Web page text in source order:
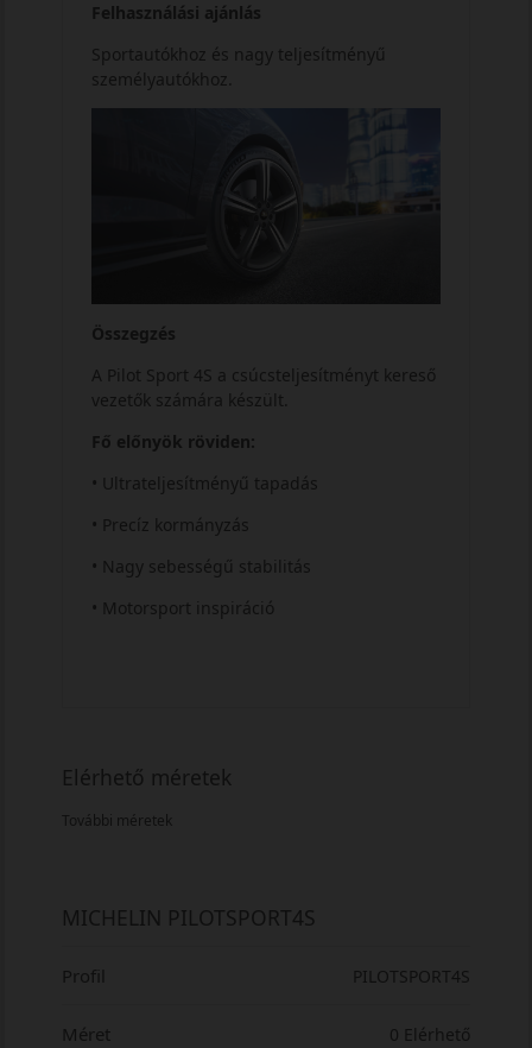
Felhasználási ajánlás
Sportautókhoz és nagy teljesítményű
személyautókhoz.
Összegzés
A Pilot Sport 4S a csúcsteljesítményt kereső
vezetők számára készült.
Fő előnyök röviden:
• Ultrateljesítményű tapadás
• Precíz kormányzás
• Nagy sebességű stabilitás
• Motorsport inspiráció
Elérhető méretek
További méretek
MICHELIN PILOTSPORT4S
Profil PILOTSPORT4S
Méret 0 Elérhető